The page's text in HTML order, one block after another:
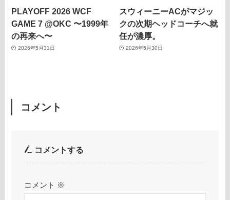
PLAYOFF 2026 WCF
GAME 7 @OKC 〜1999年
の再来へ〜
2026年5月31日
スウィーニーACがマジッ
クの次期ヘッドコーチへ就
任が濃厚。
2026年5月30日
コメント
コメントする
コメント ※